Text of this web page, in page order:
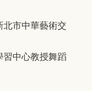
北市中華藝術交
習中心教授舞蹈